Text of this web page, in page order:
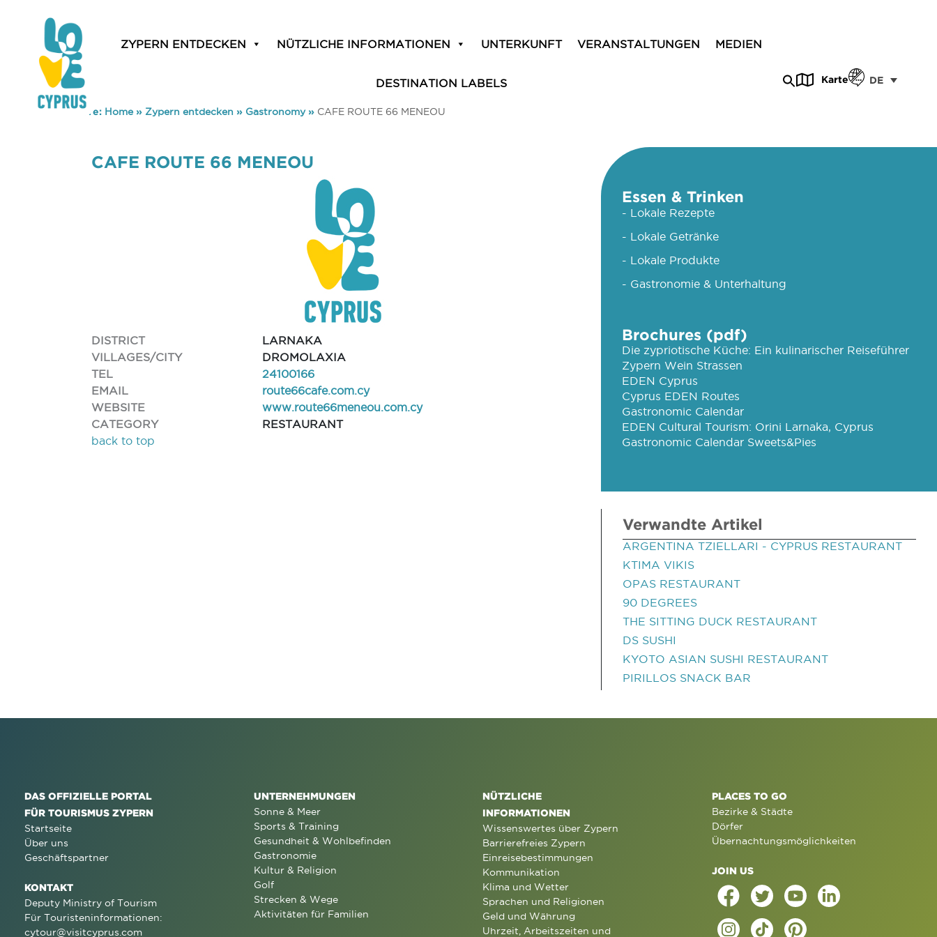
ZYPERN ENTDECKEN NÜTZLICHE INFORMATIONEN UNTERKUNFT VERANSTALTUNGEN MEDIEN
DESTINATION LABELS Karte DE
You are here: Home» Zypern entdecken » Gastronomy» CAFE ROUTE 66 MENEOU
CAFE ROUTE 66 MENEOU
DISTRICT
LARNAKA
VILLAGES/CITY
DROMOLAXIA
TEL
24100166
EMAIL
route66cafe.com.cy
WEBSITE
www.route66meneou.com.cy
CATEGORY
RESTAURANT
back to top
Essen & Trinken
- Lokale Rezepte
- Lokale Getränke
- Lokale Produkte
- Gastronomie & Unterhaltung
Brochures (pdf)
Die zypriotische Küche: Ein kulinarischer Reiseführer
Zypern Wein Strassen
EDEN Cyprus
Cyprus EDEN Routes
Gastronomic Calendar
EDEN Cultural Tourism: Orini Larnaka, Cyprus
Gastronomic Calendar Sweets&Pies
Verwandte Artikel
ARGENTINA TZIELLARI - CYPRUS RESTAURANT
KTIMA VIKIS
OPAS RESTAURANT
90 DEGREES
THE SITTING DUCK RESTAURANT
DS SUSHI
KYOTO ASIAN SUSHI RESTAURANT
PIRILLOS SNACK BAR
DAS OFFIZIELLE PORTAL
FÜR TOURISMUS ZYPERN
Startseite
Über uns
Geschäftspartner
KONTAKT
Deputy Ministry of Tourism
Für Touristeninformationen:
cytour@visitcyprus.com
UNTERNEHMUNGEN
Sonne & Meer
Sports & Training
Gesundheit & Wohlbefinden
Gastronomie
Kultur & Religion
Golf
Strecken & Wege
Aktivitäten für Familien
NÜTZLICHE
INFORMATIONEN
Wissenswertes über Zypern
Barrierefreies Zypern
Einreisebestimmungen
Kommunikation
Klima und Wetter
Sprachen und Religionen
Geld und Währung
Uhrzeit, Arbeitszeiten und
PLACES TO GO
Bezirke & Städte
Dörfer
Übernachtungsmöglichkeiten
JOIN US